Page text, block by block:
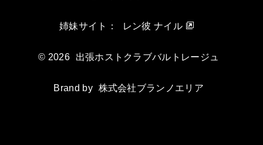
姉妹サイト： レン彼 ナイル
© 2026 出張ホストクラブバルトレージュ
Brand by 株式会社ブランノエリア